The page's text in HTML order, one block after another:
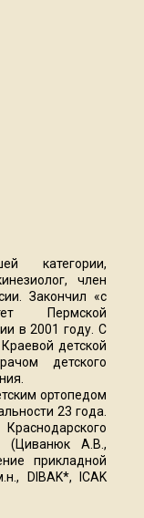
категории,
член
Закончил «с
Пермской
в 2001 году. С
детской
детского
ортопедом
23 года.
(Циванюк А.В.,
прикладной
DIBAK*, ICAK